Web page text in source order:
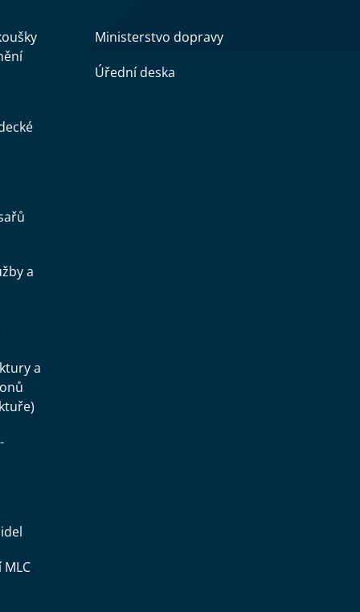
a
a
Ministerstvo dopravy
Úřední deska